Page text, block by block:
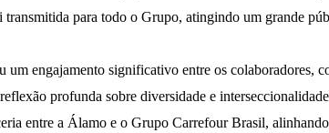
transmitida para todo o Grupo, atingindo um grande
um engajamento significativo entre os colaboradores,
profunda sobre diversidade e
entre a Álamo e o Grupo Carrefour Brasil,